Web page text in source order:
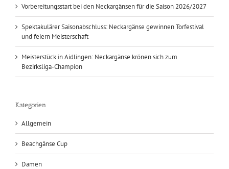
Vorbereitungsstart bei den Neckargänsen für die Saison 2026/2027
Spektakulärer Saisonabschluss: Neckargänse gewinnen Torfestival
und feiern Meisterschaft
Meisterstück in Aidlingen: Neckargänse krönen sich zum
Bezirksliga-Champion
Kategorien
Allgemein
Beachgänse Cup
Damen